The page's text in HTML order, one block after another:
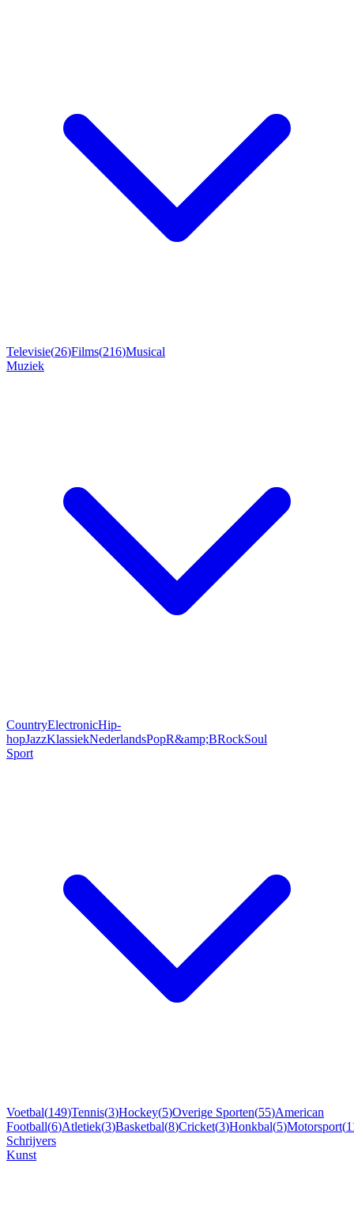
Televisie(26)Films(216)Musical
Muziek
CountryElectronicHip-
hopJazzKlassiekNederlandsPopR&amp;BRockSoul
Sport
Voetbal(149)Tennis(3)Hockey(5)Overige Sporten(55)American
Football(6)Atletiek(3)Basketbal(8)Cricket(3)Honkbal(5)Motorsport(
Schrijvers
Kunst